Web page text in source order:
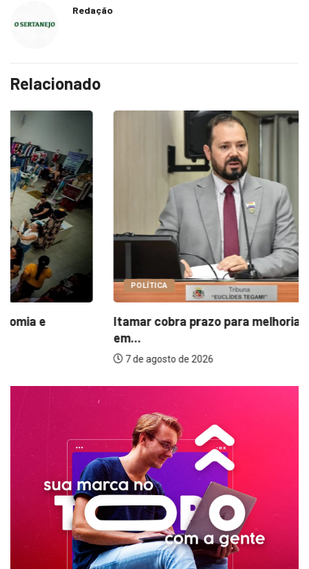
Redação
Relacionado
POLÍTICA
Itamar cobra prazo para melhorias estruturais